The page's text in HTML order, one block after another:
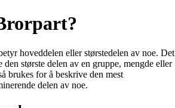
hoveddelen eller størstedelen av noe. Det
største delen av en gruppe, mengde eller
brukes for å beskrive den mest
delen av noe.